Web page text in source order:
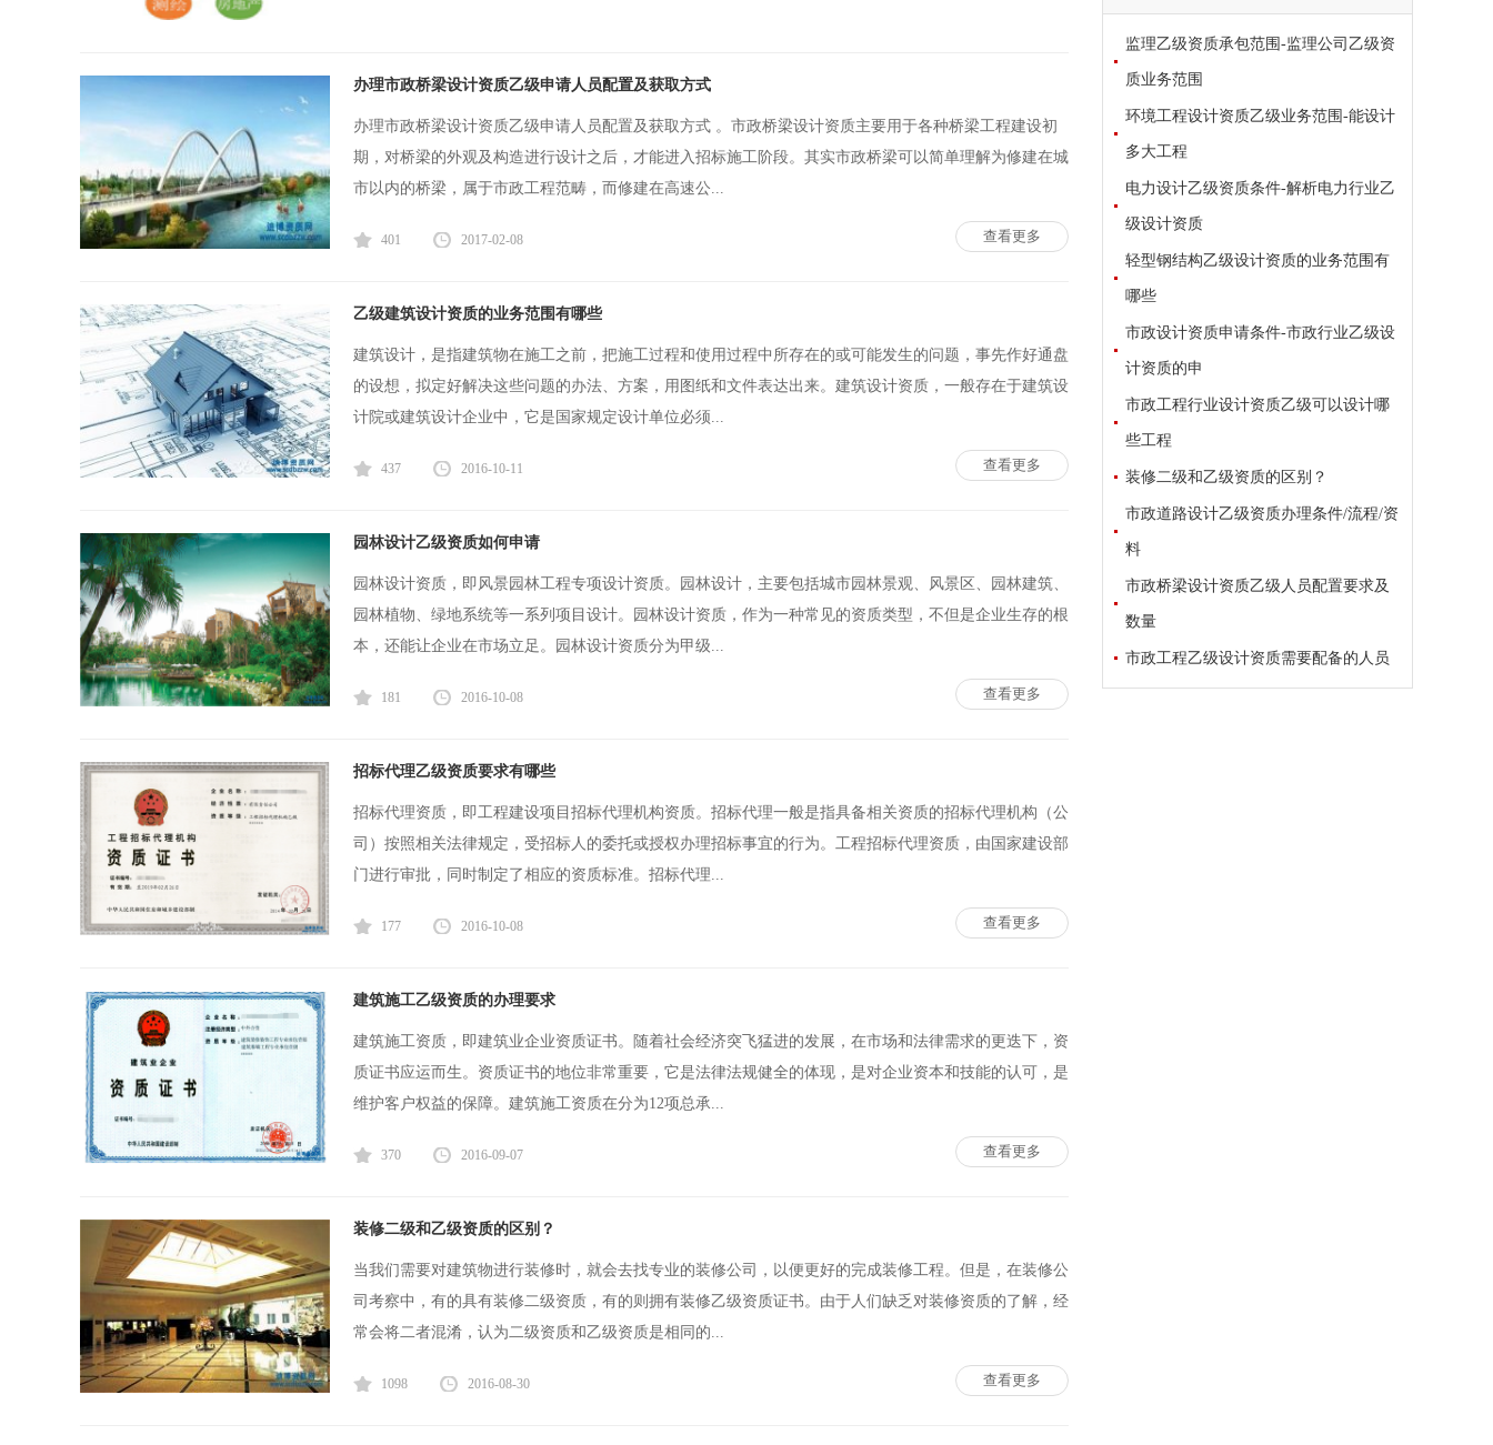
办理市政桥梁设计资质乙级申请人员配置及获取方式
办理市政桥梁设计资质乙级申请人员配置及获取方式 。市政桥梁设计资质主要用于各种桥梁工程建设初
期，对桥梁的外观及构造进行设计之后，才能进入招标施工阶段。其实市政桥梁可以简单理解为修建在城
市以内的桥梁，属于市政工程范畴，而修建在高速公...
查看更多
401 2017-02-08
乙级建筑设计资质的业务范围有哪些
建筑设计，是指建筑物在施工之前，把施工过程和使用过程中所存在的或可能发生的问题，事先作好通盘
的设想，拟定好解决这些问题的办法、方案，用图纸和文件表达出来。建筑设计资质，一般存在于建筑设
计院或建筑设计企业中，它是国家规定设计单位必须...
查看更多
437 2016-10-11
园林设计乙级资质如何申请
园林设计资质，即风景园林工程专项设计资质。园林设计，主要包括城市园林景观、风景区、园林建筑、
园林植物、绿地系统等一系列项目设计。园林设计资质，作为一种常见的资质类型，不但是企业生存的根
本，还能让企业在市场立足。园林设计资质分为甲级...
查看更多
181 2016-10-08
招标代理乙级资质要求有哪些
招标代理资质，即工程建设项目招标代理机构资质。招标代理一般是指具备相关资质的招标代理机构（公
司）按照相关法律规定，受招标人的委托或授权办理招标事宜的行为。工程招标代理资质，由国家建设部
门进行审批，同时制定了相应的资质标准。招标代理...
查看更多
177 2016-10-08
建筑施工乙级资质的办理要求
建筑施工资质，即建筑业企业资质证书。随着社会经济突飞猛进的发展，在市场和法律需求的更迭下，资
质证书应运而生。资质证书的地位非常重要，它是法律法规健全的体现，是对企业资本和技能的认可，是
维护客户权益的保障。建筑施工资质在分为12项总承...
查看更多
370 2016-09-07
装修二级和乙级资质的区别？
当我们需要对建筑物进行装修时，就会去找专业的装修公司，以便更好的完成装修工程。但是，在装修公
司考察中，有的具有装修二级资质，有的则拥有装修乙级资质证书。由于人们缺乏对装修资质的了解，经
常会将二者混淆，认为二级资质和乙级资质是相同的...
查看更多
1098 2016-08-30
监理乙级资质承包范围-监理公司乙级资
质业务范围
环境工程设计资质乙级业务范围-能设计
多大工程
电力设计乙级资质条件-解析电力行业乙
级设计资质
轻型钢结构乙级设计资质的业务范围有
哪些
市政设计资质申请条件-市政行业乙级设
计资质的申
市政工程行业设计资质乙级可以设计哪
些工程
装修二级和乙级资质的区别？
市政道路设计乙级资质办理条件/流程/资
料
市政桥梁设计资质乙级人员配置要求及
数量
市政工程乙级设计资质需要配备的人员